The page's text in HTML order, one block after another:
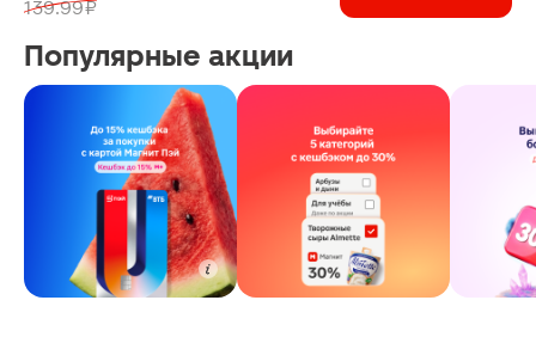
139.99 ₽
Популярные акции